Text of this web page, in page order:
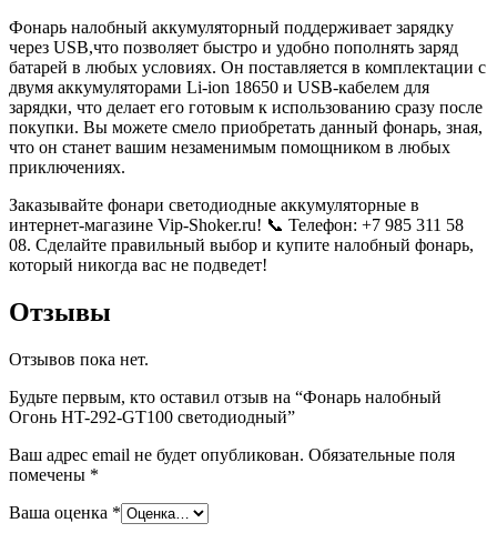
Фонарь налобный аккумуляторный поддерживает зарядку
через USB,что позволяет быстро и удобно пополнять заряд
батарей в любых условиях. Он поставляется в комплектации с
двумя аккумуляторами Li-ion 18650 и USB-кабелем для
зарядки, что делает его готовым к использованию сразу после
покупки. Вы можете смело приобретать данный фонарь, зная,
что он станет вашим незаменимым помощником в любых
приключениях.
Заказывайте фонари светодиодные аккумуляторные в
интернет-магазине Vip-Shoker.ru! 📞 Телефон: +7 985 311 58
08. Сделайте правильный выбор и купите налобный фонарь,
который никогда вас не подведет!
Отзывы
Отзывов пока нет.
Будьте первым, кто оставил отзыв на “Фонарь налобный
Огонь HT-292-GT100 светодиодный”
Ваш адрес email не будет опубликован. Обязательные поля
помечены *
Ваша оценка *